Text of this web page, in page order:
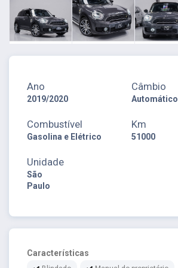
Ano
2019/2020
Câmbio
Automático
Combustível
Gasolina e Elétrico
Km
51000
Unidade
São
Paulo
Características